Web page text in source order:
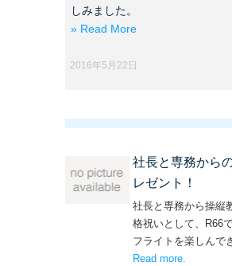
しみました。
» Read More
2016年5月22日
社長と専務から
レゼント！
社長と専務から操縦
格祝いとして、R66
フライトを楽しんで
Read more– ‘社長と
.